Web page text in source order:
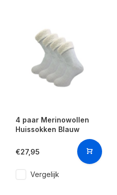
4 paar Merinowollen
Huissokken Blauw
€27,95
Vergelijk